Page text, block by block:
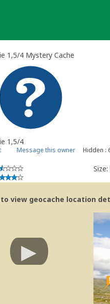
1,5/4 Mystery Cache
1,5/4
Message this owner Hidden :
Size:
to view geocache location